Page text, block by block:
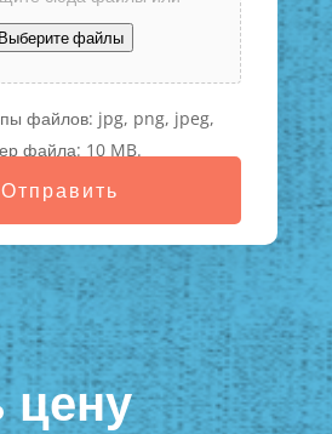
Выберите файлы
файлов: jpg, png, jpeg,
файла: 10 MB.
цену